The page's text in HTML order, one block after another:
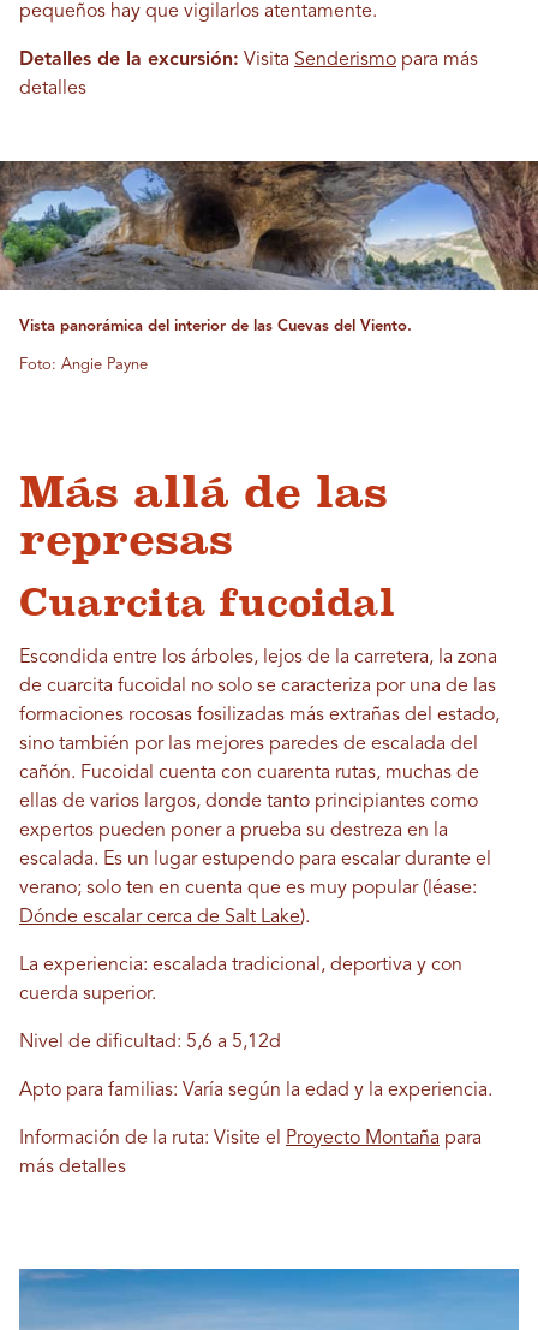
pequeños hay que vigilarlos atentamente.
Detalles de la excursión: Visita Senderismo para más
detalles
Vista panorámica del interior de las Cuevas del Viento.
Foto: Angie Payne
Más allá de las
represas
Cuarcita fucoidal
Escondida entre los árboles, lejos de la carretera, la zona
de cuarcita fucoidal no solo se caracteriza por una de las
formaciones rocosas fosilizadas más extrañas del estado,
sino también por las mejores paredes de escalada del
cañón. Fucoidal cuenta con cuarenta rutas, muchas de
ellas de varios largos, donde tanto principiantes como
expertos pueden poner a prueba su destreza en la
escalada. Es un lugar estupendo para escalar durante el
verano; solo ten en cuenta que es muy popular (léase:
Dónde escalar cerca de Salt Lake).
La experiencia: escalada tradicional, deportiva y con
cuerda superior.
Nivel de dificultad: 5,6 a 5,12d
Apto para familias: Varía según la edad y la experiencia.
Información de la ruta: Visite el Proyecto Montaña para
más detalles